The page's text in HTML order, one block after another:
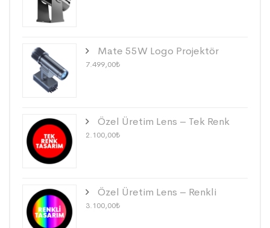
Mate 55W Logo Projektör
7.499,00₺
Özel Üretim Lens – Tek Renk
2.100,00₺
Özel Üretim Lens – Renkli
3.100,00₺